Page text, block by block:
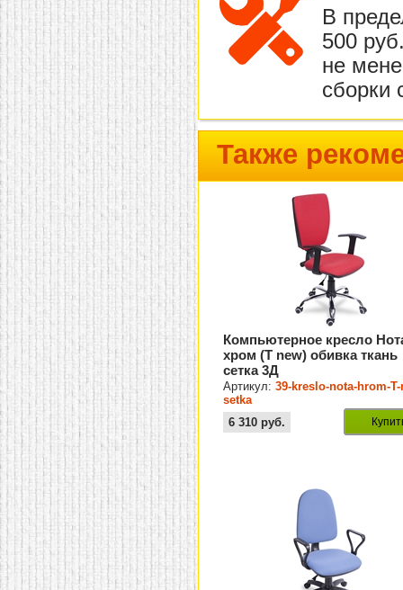
В
500
не
сборки
Также
Компьютерное кресло
хром (Т new) обивка ткань
сетка 3Д
Артикул:39-kreslo-nota-hrom-T-
setka
6 310 руб.